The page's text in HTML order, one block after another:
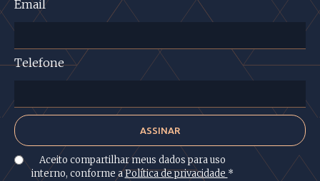
Email
Telefone
Aceito compartilhar meus dados para uso
interno, conforme aPolítica de privacidade *